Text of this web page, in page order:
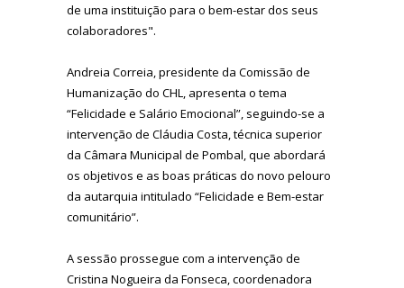
de uma instituição para o bem-estar dos seus
colaboradores".
Andreia Correia, presidente da Comissão de
Humanização do CHL, apresenta o tema
“Felicidade e Salário Emocional”, seguindo-se a
intervenção de Cláudia Costa, técnica superior
da Câmara Municipal de Pombal, que abordará
os objetivos e as boas práticas do novo pelouro
da autarquia intitulado “Felicidade e Bem-estar
comunitário”.
A sessão prossegue com a intervenção de
Cristina Nogueira da Fonseca, coordenadora